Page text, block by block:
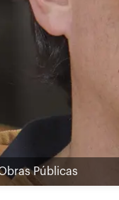
Públicas